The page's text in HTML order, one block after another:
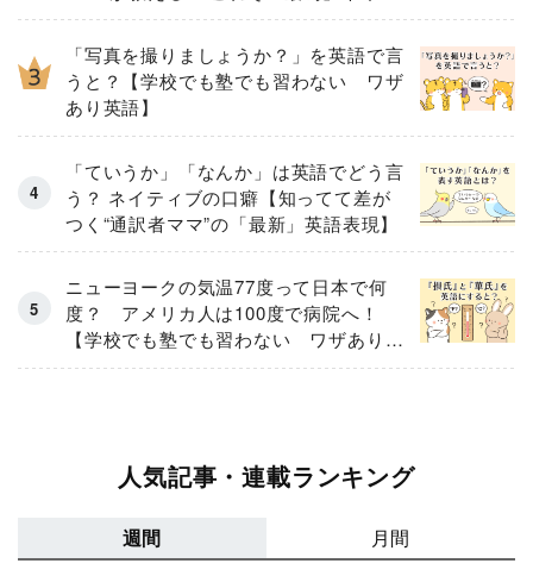
ィブの英語表現】
「写真を撮りましょうか？」を英語で言
うと？【学校でも塾でも習わない ワザ
あり英語】
「ていうか」「なんか」は英語でどう言
う？ ネイティブの口癖【知ってて差が
つく“通訳者ママ”の「最新」英語表現】
ニューヨークの気温77度って日本で何
度？ アメリカ人は100度で病院へ！
【学校でも塾でも習わない ワザあり英
語】
人気記事・連載ランキング
週間 月間